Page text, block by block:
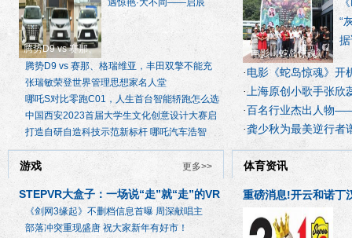
腾势D9 vs 赛那、
遇惊艳·大不同——启辰
腾势D9 vs 赛那、格瑞维亚，丰田双擎不能充
张瑞敏荣登世界管理思想家名人堂
哪吒S对比零跑C01，人生首台智能轿跑怎么选
中国西安2023首届大学生文化创意设计大赛启
打造自研自造科技示范新标杆 哪吒汽车浩智
电影《蛇岛惊魂》
“
· 电影《蛇岛惊魂》开
·上海原创小歌手张欣
·百名行业杰出人物
·龚少秋为最美逆行者
游戏 更多>>
STEPVR大盒子：一场说“走”就“走”的VR
体验[头条]
《剑网3缘起》不删档信息首曝 周深献唱主
部落冲突重现盛唐 祝大家新年有好市！
体育资讯
重磅消息!开云和诺丁